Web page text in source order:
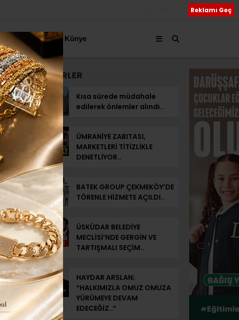
Hakkımızda Künye
SON HABERLER
Kısa sürede müdahale
edilerek önlemler alındı..
ÜMRANİYE ZABITASI,
MARKETLERİ TİTİZLİKLE
DENETLİYOR..
BATEK GROUP ÇEKMEKÖY’DE
TÖRENLE HİZMETE AÇILDI..
ÜSKÜDAR BELEDİYE
MECLİSİ’NDE GERGİN VE
TARTIŞMALI SEÇİM..
HAYDAR ARSLAN;
“HALKIMIZLA OMUZ OMUZA
YÜRÜMEYE DEVAM
EDECEĞİZ..”
Reklamı Geç